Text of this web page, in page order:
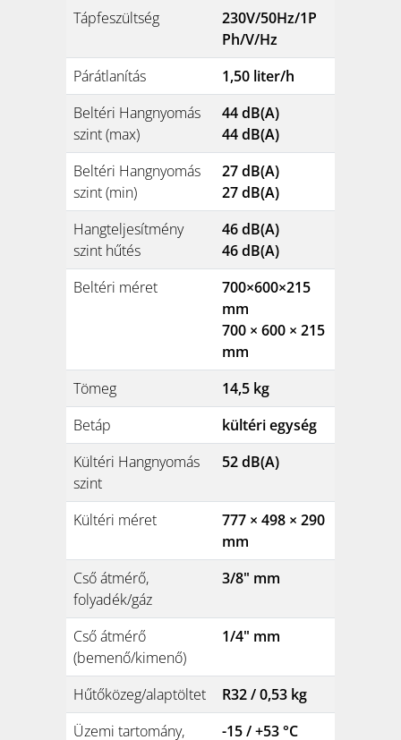
Tápfeszültség
230V/50Hz/1P
Ph/V/Hz
Párátlanítás
1,50 liter/h
Beltéri Hangnyomás
szint (max)
44 dB(A)
44 dB(A)
Beltéri Hangnyomás
szint (min)
27 dB(A)
27 dB(A)
Hangteljesítmény
szint hűtés
46 dB(A)
46 dB(A)
Beltéri méret
700×600×215
mm
700 × 600 × 215
mm
Tömeg
14,5 kg
Betáp
kültéri egység
Kültéri Hangnyomás
szint
52 dB(A)
Kültéri méret
777 × 498 × 290
mm
Cső átmérő,
folyadék/gáz
3/8" mm
Cső átmérő
(bemenő/kimenő)
1/4" mm
Hűtőközeg/alaptöltet
R32 / 0,53 kg
Üzemi tartomány,
-15 / +53 °C